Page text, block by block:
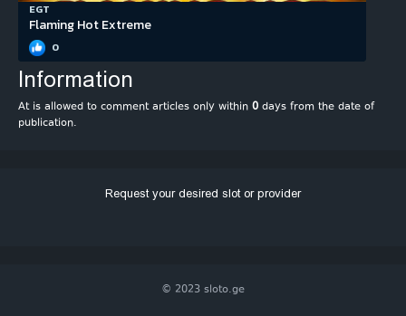
EGT
Flaming Hot Extreme
0
Information
At is allowed to comment articles only within 0 days from the date of
publication.
Request your desired slot or provider
© 2023 sloto.ge